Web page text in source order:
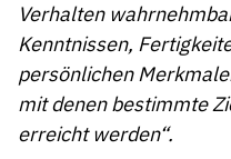
Verhalten
Kenntnissen,
persönlichen
mit denen bestimmte
erreicht werden“.